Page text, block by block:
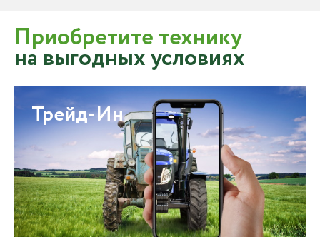
Приобретите технику
на выгодных условиях
Трейд-Ин